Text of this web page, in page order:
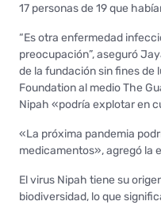
17 personas de 19 que
“Es otra enfermedad
preocupación”, aseguró
de la fundación sin fines de
Foundation al medio The
Nipah «podría explotar en
«La próxima pandemia
medicamentos», agregó la
El virus Nipah tiene su
biodiversidad, lo que